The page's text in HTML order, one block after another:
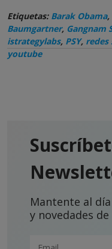
Etiquetas: Barak Obama,
Baumgartner, Gangnam
istrategylabs, PSY, redes
youtube
Mantente al
y novedades